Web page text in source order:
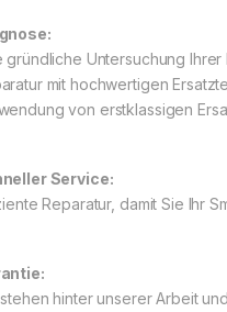
gründliche Untersuchung
mit hochwertigen
von erstklassigen
Service:
Reparatur, damit Sie Ihr
hinter unserer Arbeit